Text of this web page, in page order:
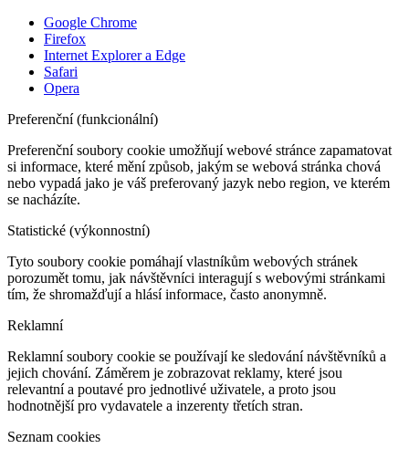
Google Chrome
Firefox
Internet Explorer a Edge
Safari
Opera
Preferenční (funkcionální)
Preferenční soubory cookie umožňují webové stránce zapamatovat
si informace, které mění způsob, jakým se webová stránka chová
nebo vypadá jako je váš preferovaný jazyk nebo region, ve kterém
se nacházíte.
Statistické (výkonnostní)
Tyto soubory cookie pomáhají vlastníkům webových stránek
porozumět tomu, jak návštěvníci interagují s webovými stránkami
tím, že shromažďují a hlásí informace, často anonymně.
Reklamní
Reklamní soubory cookie se používají ke sledování návštěvníků a
jejich chování. Záměrem je zobrazovat reklamy, které jsou
relevantní a poutavé pro jednotlivé uživatele, a proto jsou
hodnotnější pro vydavatele a inzerenty třetích stran.
Seznam cookies